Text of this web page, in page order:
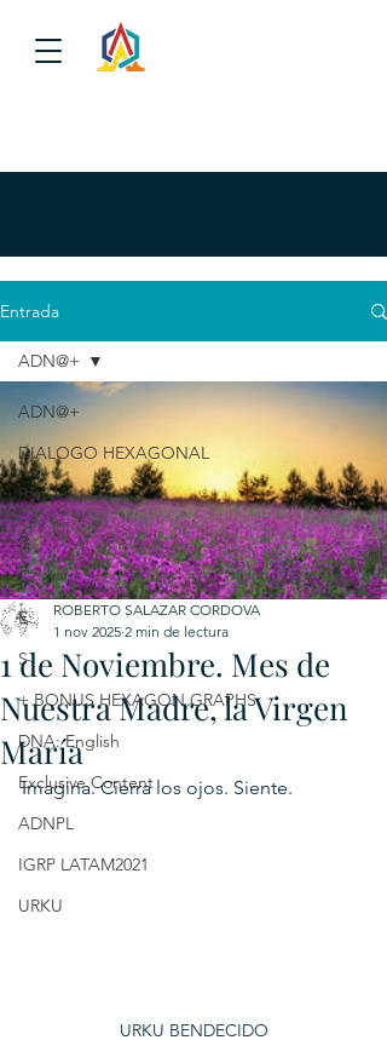
Entrada
ADN@+
DIALOGO HEXAGONAL
P
A
C
E
S
+ BONUS HEXAGON GRAPHS
DNA: English
Exclusive Content
ADNPL
IGRP LATAM2021
URKU
ADN@+
1 de Noviembre. Mes de
Nuestra Madre, la Virgen
María
ROBERTO SALAZAR CORDOVA
1 nov 2025 2 min de lectura
Imagina. Cierra los ojos. Siente.
URKU BENDECIDO